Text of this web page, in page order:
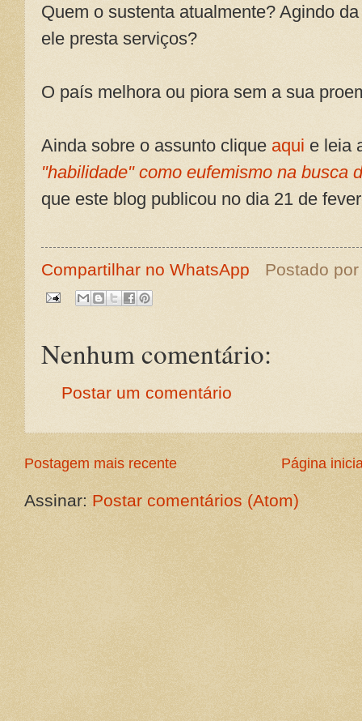
Quem o sustenta atualmente? Agindo
ele presta serviços?
O país melhora ou piora sem a sua
Ainda sobre o assunto clique aqui e leia
"habilidade" como eufemismo na busca
que este blog publicou no dia 21 de
Compartilhar no WhatsApp Postado
Nenhum comentário:
Postar um comentário
Postagem mais recente Página
Assinar: Postar comentários (Atom)